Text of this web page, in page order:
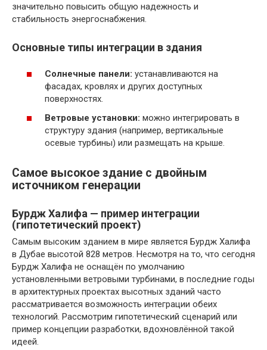
значительно повысить общую надежность и
стабильность энергоснабжения.
Основные типы интеграции в здания
Солнечные панели: устанавливаются на
фасадах, кровлях и других доступных
поверхностях.
Ветровые установки: можно интегрировать в
структуру здания (например, вертикальные
осевые турбины) или размещать на крыше.
Самое высокое здание с двойным
источником генерации
Бурдж Халифа — пример интеграции
(гипотетический проект)
Самым высоким зданием в мире является Бурдж Халифа
в Дубае высотой 828 метров. Несмотря на то, что сегодня
Бурдж Халифа не оснащён по умолчанию
установленными ветровыми турбинами, в последние годы
в архитектурных проектах высотных зданий часто
рассматривается возможность интеграции обеих
технологий. Рассмотрим гипотетический сценарий или
пример концепции разработки, вдохновлённой такой
идеей.